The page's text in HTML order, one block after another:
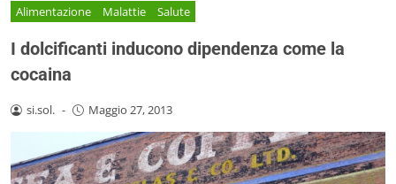
Alimentazione Malattie Salute
I dolcificanti inducono dipendenza come la
cocaina
si.sol. - Maggio 27, 2013